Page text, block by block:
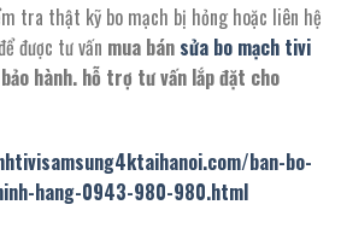
tra thật kỹ bo mạch bị hỏng hoặc liên hệ
được tư vấn mua bán sửa bo mạch tivi
hành. hỗ trợ tư vấn lắp đặt cho
ban-bo-
hang-0943-980-980.html